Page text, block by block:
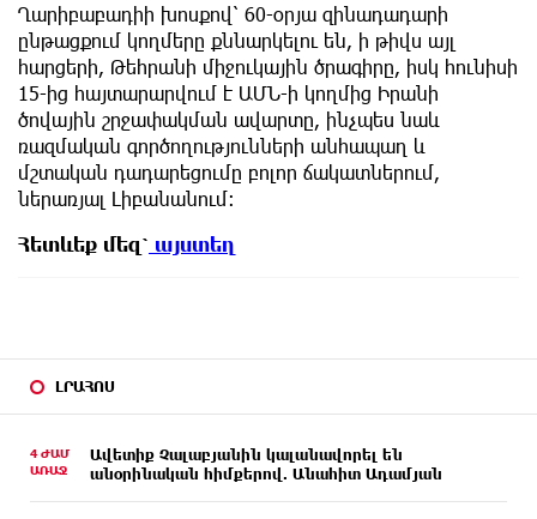
ԼՐԱՀՈՍ
4 ԺԱՄ
ԱՌԱՋ
Ավետիք Չալաբյանին կալանավորել են
անօրինական հիմքերով. Անահիտ Ադամյան
Ղարիբաբադիի խոսքով՝ 60-օրյա զինադադարի
ընթացքում կողմերը քննարկելու են, ի թիվս այլ
հարցերի, Թեհրանի միջուկային ծրագիրը, իսկ հունիսի
15-ից հայտարարվում է ԱՄՆ-ի կողմից Իրանի
ծովային շրջափակման ավարտը, ինչպես նաև
ռազմական գործողությունների անհապաղ և
մշտական դադարեցումը բոլոր ճակատներում,
ներառյալ Լիբանանում։
Հետևեք մեզ՝ այստեղ